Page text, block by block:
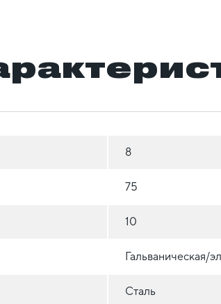
8
75
10
Гальваническая/
Сталь